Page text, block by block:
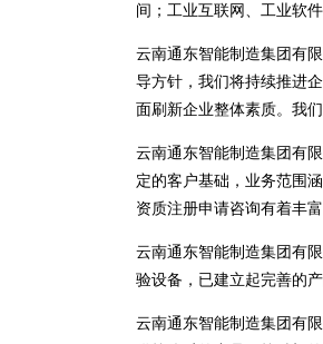
间；工业互联网、工业软
云南通东智能制造集团有
导方针，我们将持续推进
面刷新企业整体素质。我
云南通东智能制造集团有
定的客户基础，业务范围
资质注册申请咨询有着丰
云南通东智能制造集团有
验设备，已建立起完善的
云南通东智能制造集团有